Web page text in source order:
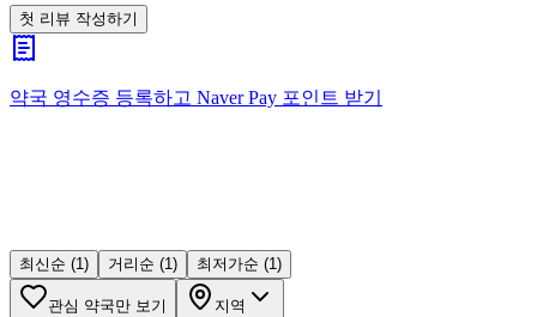
첫 리뷰 작성하기
약국 영수증 등록하고 Naver Pay 포인트 받기
최신순 (1) 거리순 (1) 최저가순 (1)
관심 약국만 보기 지역